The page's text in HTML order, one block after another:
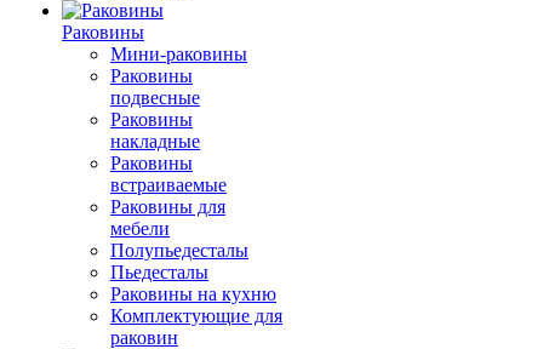
Раковины
Мини-раковины
Раковины
подвесные
Раковины
накладные
Раковины
встраиваемые
Раковины для
мебели
Полупьедесталы
Пьедесталы
Раковины на кухню
Комплектующие для
раковин